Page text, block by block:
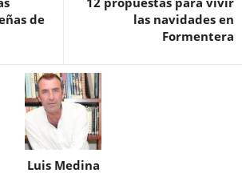
de
las navidades en
Formentera
Luis Medina